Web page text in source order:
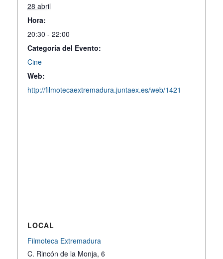
28 abril
Hora:
20:30 - 22:00
Categoría del Evento:
Cine
Web:
http://filmotecaextremadura.juntaex.es/web/1421
LOCAL
Filmoteca Extremadura
C. Rincón de la Monja, 6